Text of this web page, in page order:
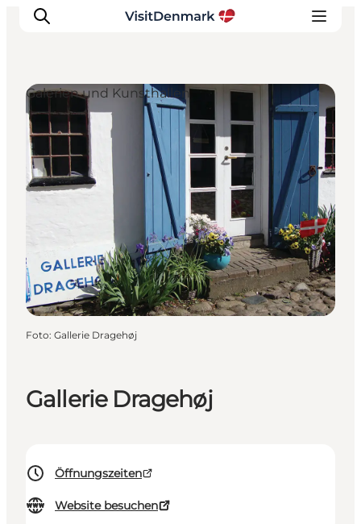
Inspiration
Regionen
Erlebnisse
Unterkünfte
Reiseplanung
Gallerie Dragehøj
Öffnungszeiten
Website besuchen
Galerien und Kunsthallen
Foto: Gallerie Dragehøj